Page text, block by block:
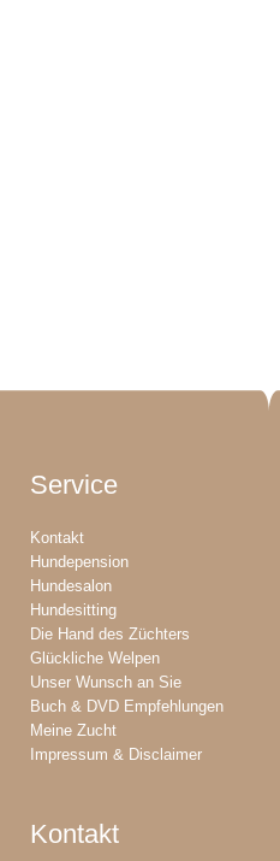
Service
Kontakt
Hundepension
Hundesalon
Hundesitting
Die Hand des Züchters
Glückliche Welpen
Unser Wunsch an Sie
Buch & DVD Empfehlungen
Meine Zucht
Impressum & Disclaimer
Kontakt